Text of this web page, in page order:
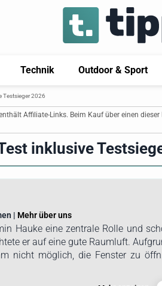
Technik Outdoor & Sport
Testsieger 2026
Affiliate-Links. Beim Kauf über einen
inklusive
| Mehr über uns
Hauke eine zentrale Rolle und
er auf eine gute Raumluft.
nicht möglich, die Fenster zu
auch Schadstoffe, die in die